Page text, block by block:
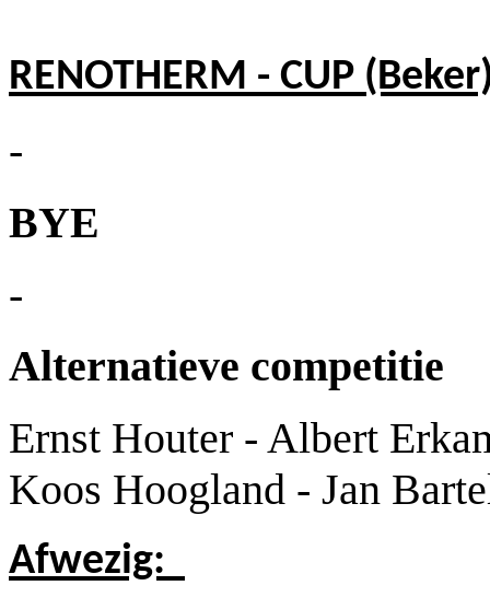
RENOTHERM - CUP
-
BYE
-
Alternatieve competitie
Ernst Houter - Albert
Koos Hoogland - Jan
Afwezig: